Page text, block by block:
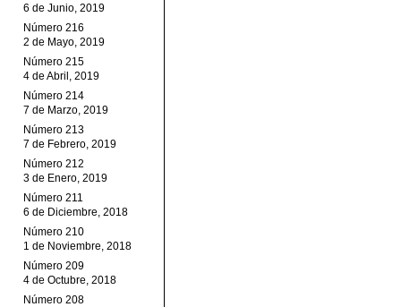
6 de Junio, 2019
Número 216
2 de Mayo, 2019
Número 215
4 de Abril, 2019
Número 214
7 de Marzo, 2019
Número 213
7 de Febrero, 2019
Número 212
3 de Enero, 2019
Número 211
6 de Diciembre, 2018
Número 210
1 de Noviembre, 2018
Número 209
4 de Octubre, 2018
Número 208